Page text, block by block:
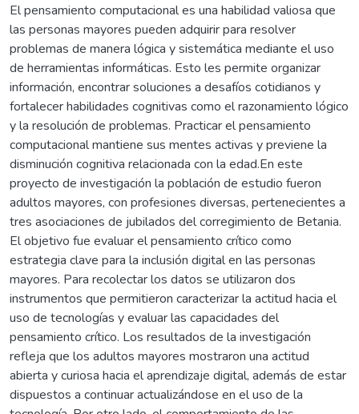
El pensamiento computacional es una habilidad valiosa que
las personas mayores pueden adquirir para resolver
problemas de manera lógica y sistemática mediante el uso
de herramientas informáticas. Esto les permite organizar
información, encontrar soluciones a desafíos cotidianos y
fortalecer habilidades cognitivas como el razonamiento lógico
y la resolución de problemas. Practicar el pensamiento
computacional mantiene sus mentes activas y previene la
disminución cognitiva relacionada con la edad.En este
proyecto de investigación la población de estudio fueron
adultos mayores, con profesiones diversas, pertenecientes a
tres asociaciones de jubilados del corregimiento de Betania.
El objetivo fue evaluar el pensamiento crítico como
estrategia clave para la inclusión digital en las personas
mayores. Para recolectar los datos se utilizaron dos
instrumentos que permitieron caracterizar la actitud hacia el
uso de tecnologías y evaluar las capacidades del
pensamiento crítico. Los resultados de la investigación
refleja que los adultos mayores mostraron una actitud
abierta y curiosa hacia el aprendizaje digital, además de estar
dispuestos a continuar actualizándose en el uso de la